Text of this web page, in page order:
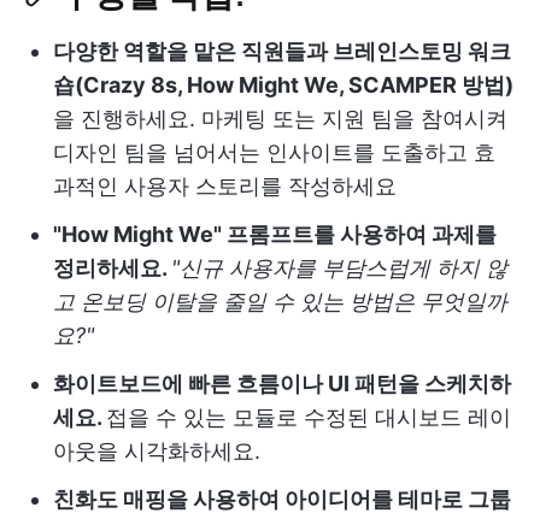
다양한 역할을 맡은 직원들과 브레인스토밍 워크
숍(Crazy 8s, How Might We, SCAMPER 방법)
을 진행하세요. 마케팅 또는 지원 팀을 참여시켜
디자인 팀을 넘어서는 인사이트를 도출하고 효
과적인 사용자 스토리를 작성하세요
"How Might We" 프롬프트를 사용하여 과제를
정리하세요. "신규 사용자를 부담스럽게 하지 않
고 온보딩 이탈을 줄일 수 있는 방법은 무엇일까
요?"
화이트보드에 빠른 흐름이나 UI 패턴을 스케치하
세요. 접을 수 있는 모듈로 수정된 대시보드 레이
아웃을 시각화하세요.
친화도 매핑을 사용하여 아이디어를 테마로 그룹